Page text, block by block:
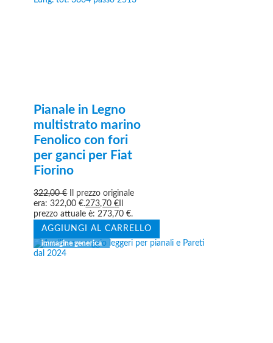
Pianale in Legno
multistrato marino
Fenolico con fori
per ganci per Fiat
Fiorino
322,00€
Il prezzo originale
era: 322,00 €.273,70€
prezzo attuale è: 273,70 €.
AGGIUNGI AL CARRELLO